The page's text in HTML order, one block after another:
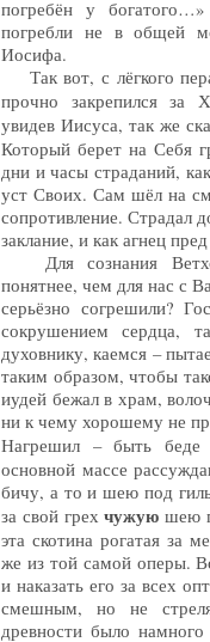
погребён у
погребли не в общей
Иосифа.
Так вот, с лёгкого
прочно закрепился за
увидев Иисуса, так же
Который берет на Себя
дни и часы страданий,
уст Своих. Сам шёл на
сопротивление. Страдал
заклание, и как агнец
Для сознания
понятнее, чем для нас с
серьёзно согрешили?
сокрушением сердца,
духовнику, каемся –
таким образом, чтобы
иудей бежал в храм,
ни к чему хорошему не
Нагрешил – быть
основной массе
бичу, а то и шею под
за свой грехчужую шею
эта скотина рогатая за
же из той самой оперы.
и наказать его за всех
смешным, но не
древности было